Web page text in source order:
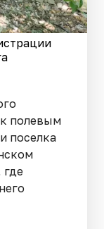
полевым
поселка
где